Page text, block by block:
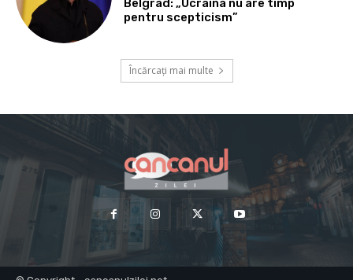
Belgrad: „Ucraina nu are timp
pentru scepticism”
Încărcați mai multe